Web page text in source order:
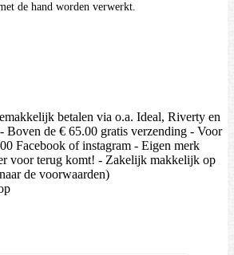
de hand worden verwerkt.
betalen via o.a. Ideal, Riverty en
Boven de € 65.00 gratis verzending - Voor
Facebook of instagram - Eigen merk
voor terug komt! - Zakelijk makkelijk op
de voorwaarden)